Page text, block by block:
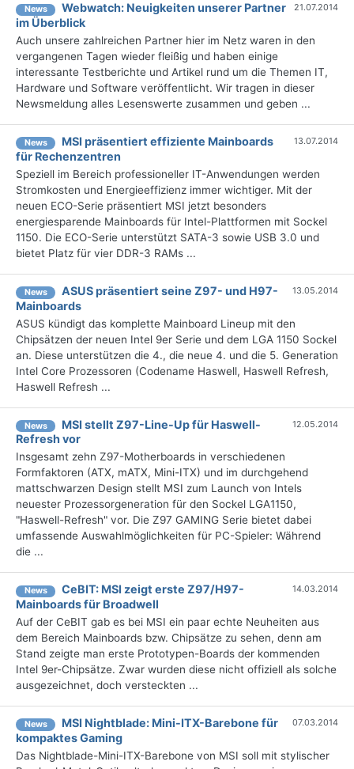
News
Webwatch: Neuigkeiten unserer Partner
im Überblick
21.07.2014
Auch unsere zahlreichen Partner hier im Netz waren in den
vergangenen Tagen wieder fleißig und haben einige
interessante Testberichte und Artikel rund um die Themen IT,
Hardware und Software veröffentlicht. Wir tragen in dieser
Newsmeldung alles Lesenswerte zusammen und geben ...
News
MSI präsentiert effiziente Mainboards
für Rechenzentren
13.07.2014
Speziell im Bereich professioneller IT-Anwendungen werden
Stromkosten und Energieeffizienz immer wichtiger. Mit der
neuen ECO-Serie präsentiert MSI jetzt besonders
energiesparende Mainboards für Intel-Plattformen mit Sockel
1150. Die ECO-Serie unterstützt SATA-3 sowie USB 3.0 und
bietet Platz für vier DDR-3 RAMs ...
News
ASUS präsentiert seine Z97- und H97-
Mainboards
13.05.2014
ASUS kündigt das komplette Mainboard Lineup mit den
Chipsätzen der neuen Intel 9er Serie und dem LGA 1150 Sockel
an. Diese unterstützen die 4., die neue 4. und die 5. Generation
Intel Core Prozessoren (Codename Haswell, Haswell Refresh,
Haswell Refresh ...
News
MSI stellt Z97-Line-Up für Haswell-
Refresh vor
12.05.2014
Insgesamt zehn Z97-Motherboards in verschiedenen
Formfaktoren (ATX, mATX, Mini-ITX) und im durchgehend
mattschwarzen Design stellt MSI zum Launch von Intels
neuester Prozessorgeneration für den Sockel LGA1150,
"Haswell-Refresh" vor. Die Z97 GAMING Serie bietet dabei
umfassende Auswahlmöglichkeiten für PC-Spieler: Während
die ...
News
CeBIT: MSI zeigt erste Z97/H97-
Mainboards für Broadwell
14.03.2014
Auf der CeBIT gab es bei MSI ein paar echte Neuheiten aus
dem Bereich Mainboards bzw. Chipsätze zu sehen, denn am
Stand zeigte man erste Prototypen-Boards der kommenden
Intel 9er-Chipsätze. Zwar wurden diese nicht offiziell als solche
ausgezeichnet, doch versteckten ...
News
MSI Nightblade: Mini-ITX-Barebone für
kompaktes Gaming
07.03.2014
Das Nightblade-Mini-ITX-Barebone von MSI soll mit stylischer